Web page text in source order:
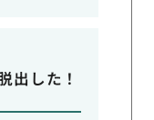
出した！